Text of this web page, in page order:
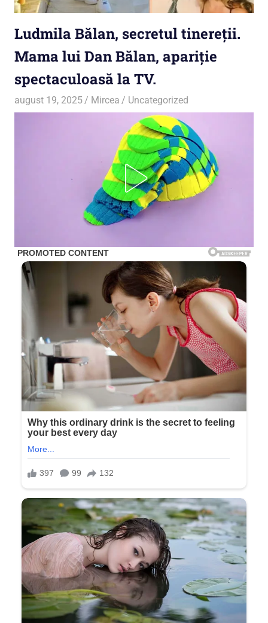
Ludmila Bălan, secretul tinereții.
Mama lui Dan Bălan, apariție
spectaculoasă la TV.
august 19, 2025 Mircea Uncategorized